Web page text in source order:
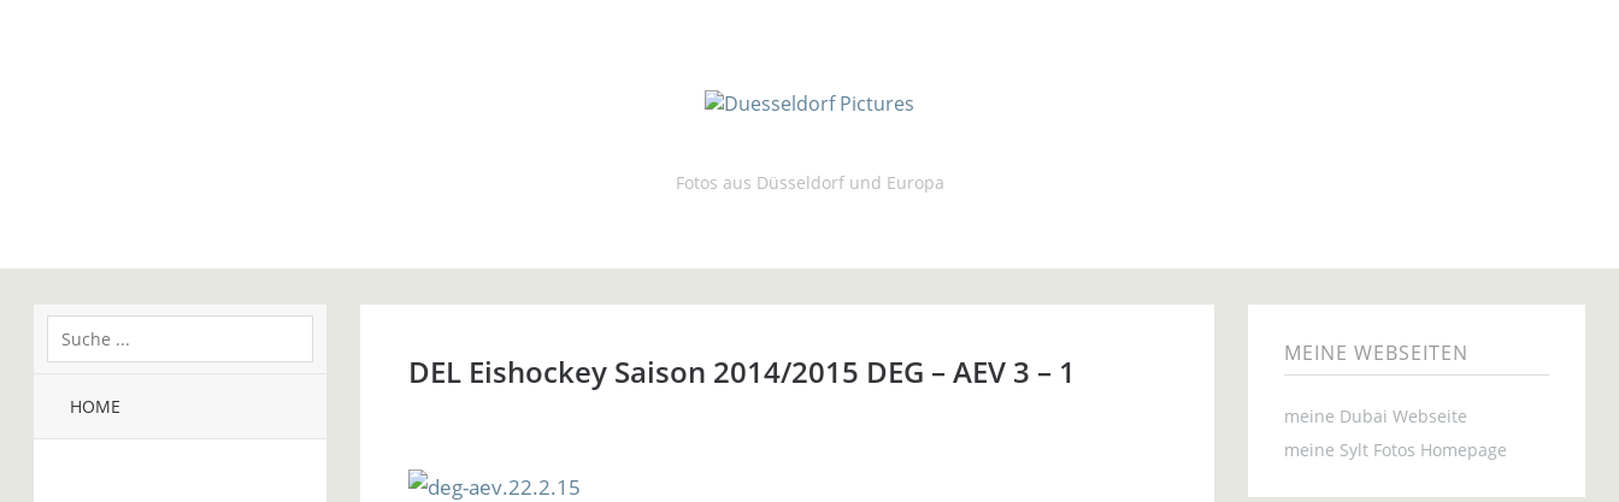
Fotos aus Düsseldorf und Europa
HOME
DEL Eishockey Saison 2014/2015 DEG – AEV 3 – 1 MEINE WEBSEITEN
meine Dubai Webseite
meine Sylt Fotos Homepage